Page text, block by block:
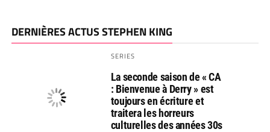
DERNIÈRES ACTUS STEPHEN KING
SERIES
La seconde saison de « CA
: Bienvenue à Derry » est
toujours en écriture et
traitera les horreurs
culturelles des années 30s